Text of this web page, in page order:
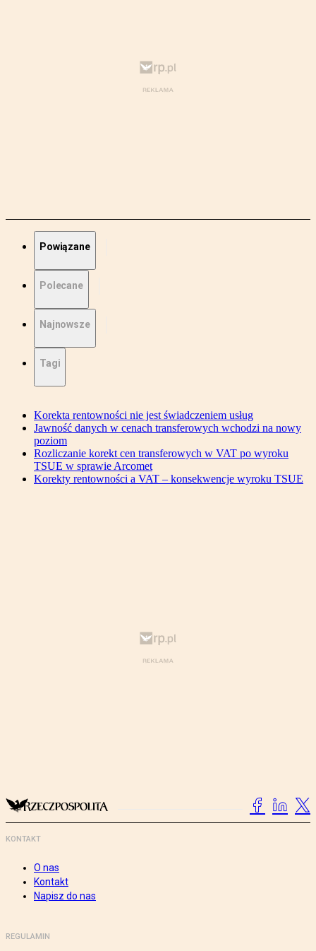
Powiązane
Polecane
Najnowsze
Tagi
Korekta rentowności nie jest świadczeniem usług
Jawność danych w cenach transferowych wchodzi na nowy
poziom
Rozliczanie korekt cen transferowych w VAT po wyroku
TSUE w sprawie Arcomet
Korekty rentowności a VAT – konsekwencje wyroku TSUE
KONTAKT
O nas
Kontakt
Napisz do nas
REGULAMIN